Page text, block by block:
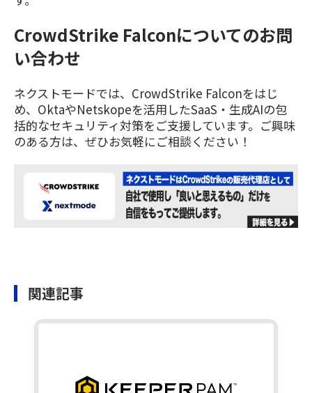
CrowdStrike Falconについてのお問
い合わせ
ネクストモードでは、CrowdStrike Falconをはじ
め、OktaやNetskopeを活用したSaaS・生成AIの包
括的なセキュリティ対策をご支援しています。ご興味
のある方は、ぜひお気軽にご相談ください！
関連記事